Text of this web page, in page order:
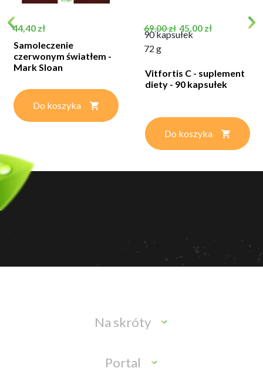
Cena
44,40 zł
Samoleczenie
czerwonym światłem -
Mark Sloan
Do koszyka
Cena podstawowa
69,00 zł Cena
45,00 zł
90 kapsułek
72 g
Vitfortis C - suplement
diety - 90 kapsułek
Do koszyka
Na skróty
Portal